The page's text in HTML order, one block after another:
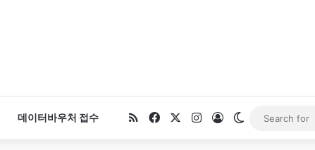
데이터바우처 접수 RSSFacebookInstagram
Log InSwitch skin